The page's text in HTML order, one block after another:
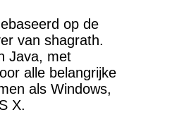
op de
van shagrath.
Java, met
alle belangrijke
als Windows,
X.